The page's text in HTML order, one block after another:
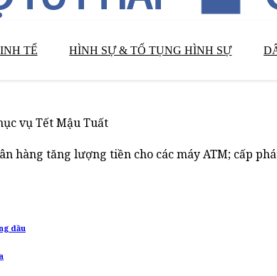
TẾ HÌNH SỰ & TỐ TỤNG HÌNH SỰ
vụ Tết Mậu Tuất
hàng tăng lượng tiền cho các máy ATM; cấp
dầu